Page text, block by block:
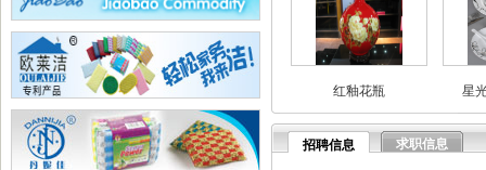
· 重庆天鹰起重机械有限公司
·宁波高新区克法拉电子科技..
·内蒙古铁骑村
·深圳市新魅影科技有限公司
·香港欧世敦集团有限公司
· 东莞市长岩润滑油有限公司
苏州朗玛过滤器材有限公司
聊城正亿金属材料有限公司
红釉花瓶 星
招聘信息 求职信息